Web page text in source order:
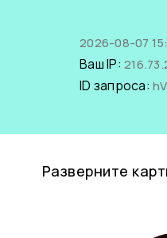
2026-08-07
Ваш IP:
ID запроса:
Разверните